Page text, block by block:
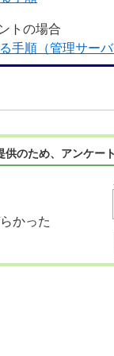
トの場合
手順（管理サー
供のため、アンケ
かった